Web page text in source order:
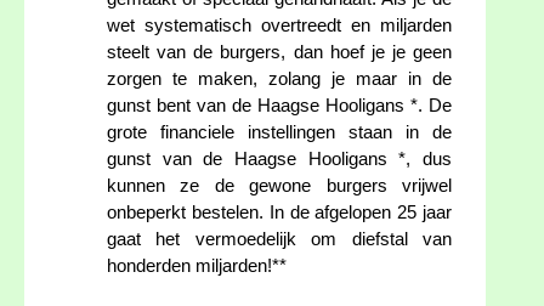
wet systematisch overtreedt en miljarden
steelt van de burgers, dan hoef je je geen
zorgen te maken, zolang je maar in de
gunst bent van de Haagse Hooligans *. De
grote financiele instellingen staan in de
gunst van de Haagse Hooligans *, dus
kunnen ze de gewone burgers vrijwel
onbeperkt bestelen. In de afgelopen 25 jaar
gaat het vermoedelijk om diefstal van
honderden miljarden!**